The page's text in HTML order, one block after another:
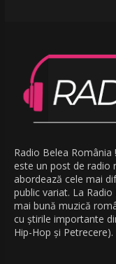
Radio Belea
este un post de radio
abordează cele mai
public variat. La
mai bună muzică
cu știrile importante
Hip-Hop și Petrecere).